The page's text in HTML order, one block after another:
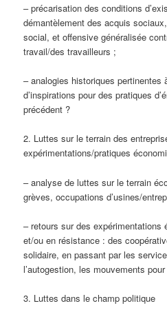
– précarisation des conditions
démantèlement des acquis
social, et offensive généralisée
travail/des travailleurs ;
– analogies historiques pertinentes
d’inspirations pour des pratiques
précédent ?
2. Luttes sur le terrain des
expérimentations/pratiques
– analyse de luttes sur le terrain
grèves, occupations d’usines/
– retours sur des expérimentations
et/ou en résistance : des
solidaire, en passant par les
l’autogestion, les mouvements
3. Luttes dans le champ politique